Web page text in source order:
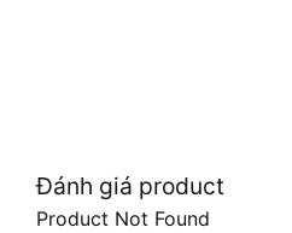
Đánh giá product
Product Not Found